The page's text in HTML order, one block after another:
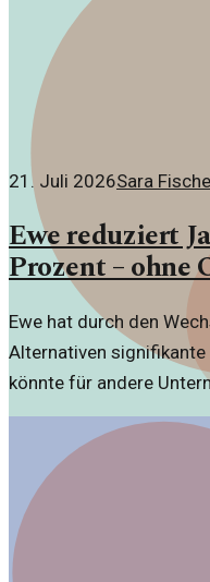
21. Juli 2026Sara
Ewe reduziert
Prozent – ohne
Ewe hat durch den
Alternativen
könnte für andere
Beispiel sein.